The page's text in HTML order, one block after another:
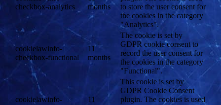
checkbox-analytics
months
to store the user consent for
the cookies in the category
"Analytics".
cookielawinfo-
checkbox-functional
11
months
The cookie is set by
GDPR cookie consent to
record the user consent for
the cookies in the category
"Functional".
cookielawinfo-
11
This cookie is set by
GDPR Cookie Consent
plugin. The cookies is used